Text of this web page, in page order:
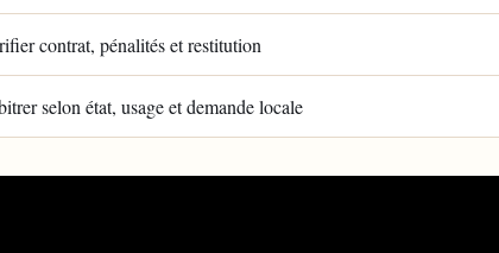
contrat, pénalités et restitution
selon état, usage et demande locale